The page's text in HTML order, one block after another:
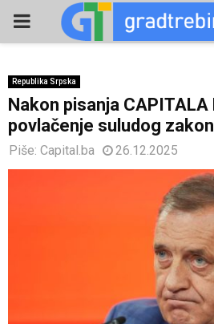
PRIMARY
Republika Srpska
Nakon pisanja CAPITALA
povlačenje suludog
Piše: Capital.ba 26.12.2025